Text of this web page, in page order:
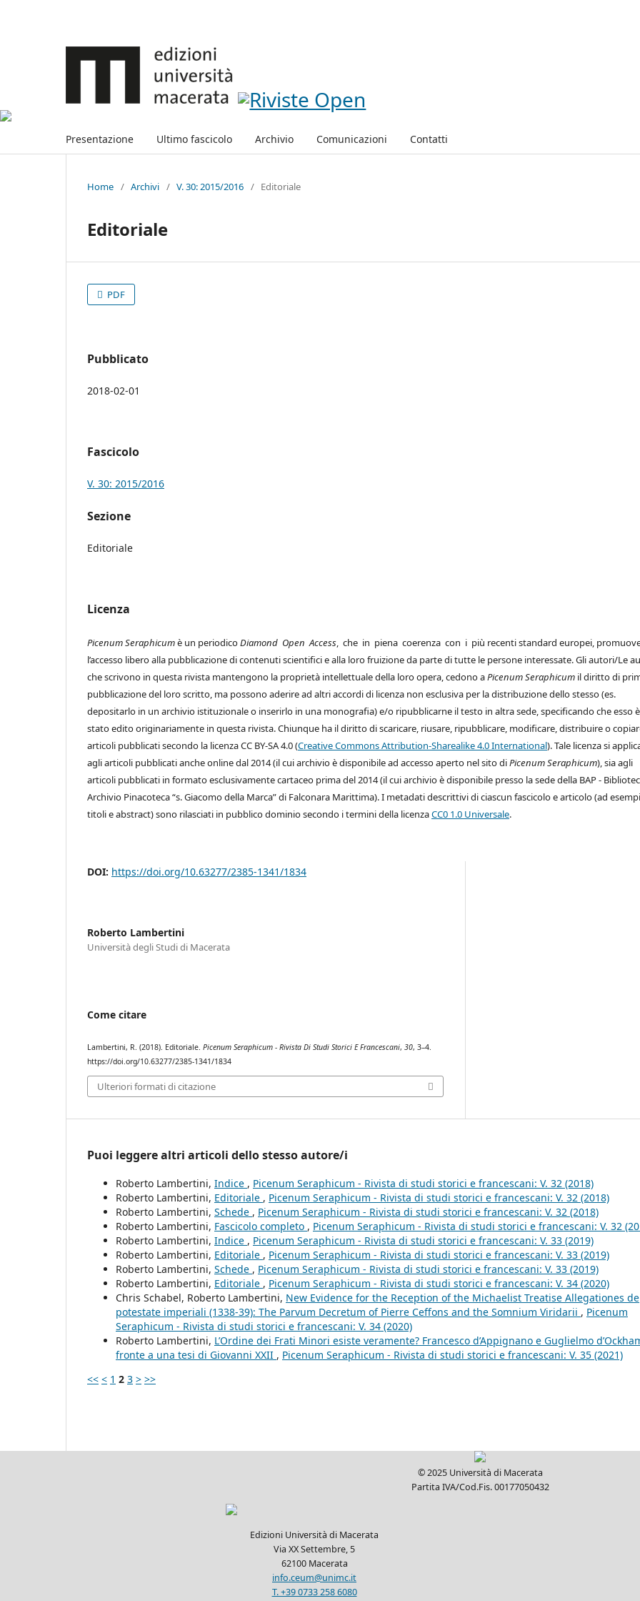
Presentazione Ultimo fascicolo Archivio Comunicazioni Contatti
Home / Archivi / V. 30: 2015/2016 / Editoriale
Editoriale
PDF
Pubblicato
2018-02-01
Fascicolo
V. 30: 2015/2016
Sezione
Editoriale
Licenza
Picenum Seraphicumè un periodicoDiamond Open Access, che in piena coerenza con i più recenti standard europei,
l’accesso libero alla pubblicazione di contenuti scientifici e alla loro fruizione da parte di tutte le persone interessate. Gli autori/Le
che scrivono in questa rivista mantengono la proprietà intellettuale della loro opera, cedono aPicenum Seraphicum il diritto di
pubblicazione del loro scritto, ma possono aderire ad altri accordi di licenza non esclusiva per la distribuzione dello stesso (es.
depositarlo in un archivio istituzionale o inserirlo in una monografia) e/o ripubblicarne il testo in altra sede, specificando che esso è
stato edito originariamente in questa rivista. Chiunque ha il diritto di scaricare, riusare, ripubblicare, modificare, distribuire o
articoli pubblicati secondo la licenza CC BY-SA 4.0 (Creative Commons Attribution-Sharealike 4.0 International). Tale licenza si
agli articoli pubblicati anche online dal 2014 (il cui archivio è disponibile ad accesso aperto nel sito diPicenum Seraphicum), sia agli
articoli pubblicati in formato esclusivamente cartaceo prima del 2014 (il cui archivio è disponibile presso la sede della BAP -
Archivio Pinacoteca “s. Giacomo della Marca” di Falconara Marittima). I metadati descrittivi di ciascun fascicolo e articolo (ad
titoli e abstract) sono rilasciati in pubblico dominio secondo i termini della licenzaCC0 1.0 Universale.
DOI: https://doi.org/10.63277/2385-1341/1834
Roberto Lambertini
Università degli Studi di Macerata
Come citare
Lambertini, R. (2018). Editoriale. Picenum Seraphicum - Rivista Di Studi Storici E Francescani, 30, 3–4.
https://doi.org/10.63277/2385-1341/1834
Ulteriori formati di citazione
Puoi leggere altri articoli dello stesso autore/i
Roberto Lambertini, Indice , Picenum Seraphicum - Rivista di studi storici e francescani: V. 32 (2018)
Roberto Lambertini, Editoriale , Picenum Seraphicum - Rivista di studi storici e francescani: V. 32 (2018)
Roberto Lambertini, Schede , Picenum Seraphicum - Rivista di studi storici e francescani: V. 32 (2018)
Roberto Lambertini, Fascicolo completo , Picenum Seraphicum - Rivista di studi storici e francescani: V. 32
Roberto Lambertini, Indice , Picenum Seraphicum - Rivista di studi storici e francescani: V. 33 (2019)
Roberto Lambertini, Editoriale , Picenum Seraphicum - Rivista di studi storici e francescani: V. 33 (2019)
Roberto Lambertini, Schede , Picenum Seraphicum - Rivista di studi storici e francescani: V. 33 (2019)
Roberto Lambertini, Editoriale , Picenum Seraphicum - Rivista di studi storici e francescani: V. 34 (2020)
Chris Schabel, Roberto Lambertini, New Evidence for the Reception of the Michaelist Treatise Allegationes de
potestate imperiali (1338-39): The Parvum Decretum of Pierre Ceffons and the Somnium Viridarii , Picenum
Seraphicum - Rivista di studi storici e francescani: V. 34 (2020)
Roberto Lambertini, L’Ordine dei Frati Minori esiste veramente? Francesco d’Appignano e Guglielmo
fronte a una tesi di Giovanni XXII , Picenum Seraphicum - Rivista di studi storici e francescani: V. 35 (2021)
<< < 1 2 3 > >>
© 2025 Università di Macerata
Partita IVA/Cod.Fis. 00177050432
Edizioni Università di Macerata
Via XX Settembre, 5
62100 Macerata
info.ceum@unimc.it
T. +39 0733 258 6080